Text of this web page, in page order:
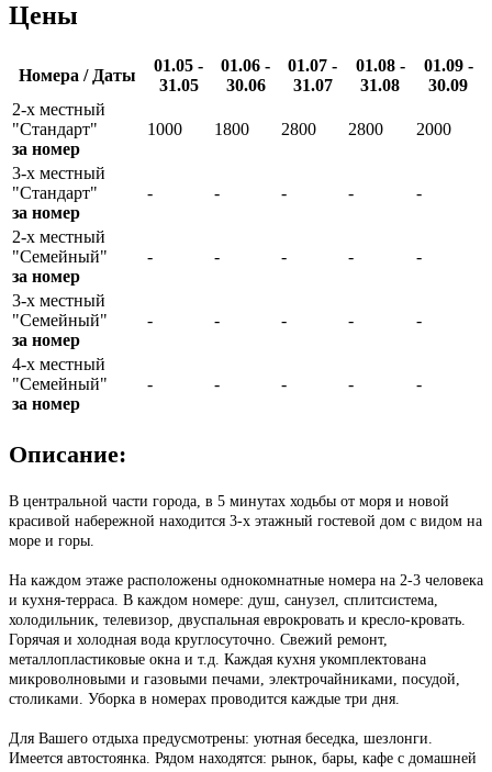
Цены
Номера / Даты
01.05 -
31.05
01.06 -
30.06
01.07 -
31.07
01.08 -
31.08
01.09 -
30.09
2-х местный
"Стандарт"
за номер
1000 1800 2800 2800 2000
3-х местный
"Стандарт"
за номер
- - - - -
2-х местный
"Семейный"
за номер
- - - - -
3-х местный
"Семейный"
за номер
- - - - -
4-х местный
"Семейный"
за номер
- - - - -
Описание:
В центральной части города, в 5 минутах ходьбы от моря и новой
красивой набережной находится 3-х этажный гостевой дом с видом на
море и горы.
На каждом этаже расположены однокомнатные номера на 2-3 человека
и кухня-терраса. В каждом номере: душ, санузел, сплитсистема,
холодильник, телевизор, двуспальная еврокровать и кресло-кровать.
Горячая и холодная вода круглосуточно. Свежий ремонт,
металлопластиковые окна и т.д. Каждая кухня укомплектована
микроволновыми и газовыми печами, электрочайниками, посудой,
столиками. Уборка в номерах проводится каждые три дня.
Для Вашего отдыха предусмотрены: уютная беседка, шезлонги.
Имеется автостоянка. Рядом находятся: рынок, бары, кафе с домашней